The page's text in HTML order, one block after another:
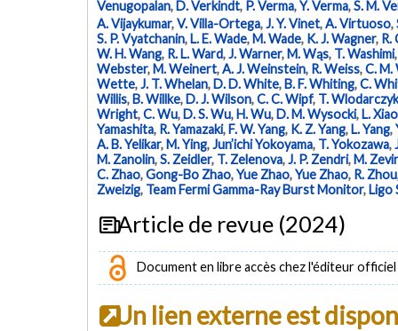
Venugopalan,D. Verkindt, P. Verma,Y. Verma,S. M.
A. Vijaykumar,V. Villa-Ortega,J. Y. Vinet,A. Virtuoso,
S. P. Vyatchanin,L. E. Wade,M. Wade, K. J. Wagner, R.
W. H. Wang, R. L. Ward,J. Warner,M. Wąs, T. Washimi
Webster,M. Weinert,A. J. Weinstein, R. Weiss,C. M.
Wette,J. T. Whelan,D. D. White,B. F. Whiting,C.
Willis,B. Willke,D. J. Wilson,C. C. Wipf, T. Wlodarczyk
Wright,C. Wu,D. S. Wu,H. Wu,D. M. Wysocki,L. Xiao
Yamashita, R. Yamazaki,F. W. Yang, K. Z. Yang,L. Yang,
A. B. Yelikar,M. Ying,Jun’ichi Yokoyama, T. Yokozawa,
M. Zanolin,S. Zeidler, T. Zelenova,J. P. Zendri,M.
C. Zhao,Gong-Bo Zhao,Yue Zhao,Yue Zhao, R. Zhou
Zweizig, Team Fermi Gamma-Ray Burst Monitor,Ligo
Article de revue (2024)
Document en libre accès chez l'éditeur officiel
Un lien externe est